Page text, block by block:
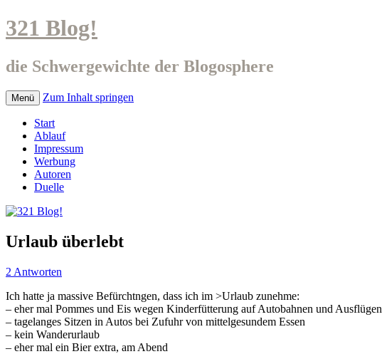
321 Blog!
die Schwergewichte der Blogosphere
Menü Zum Inhalt springen
Start
Ablauf
Impressum
Werbung
Autoren
Duelle
Urlaub überlebt
2 Antworten
Ich hatte ja massive Befürchtngen, dass ich im >Urlaub zunehme:
– eher mal Pommes und Eis wegen Kinderfütterung auf Autobahnen und Ausflügen
– tagelanges Sitzen in Autos bei Zufuhr von mittelgesundem Essen
– kein Wanderurlaub
– eher mal ein Bier extra, am Abend